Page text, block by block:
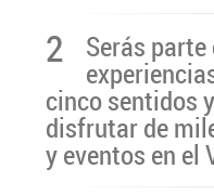
2 Serás
cinco sentidos
disfrutar de
y eventos en el